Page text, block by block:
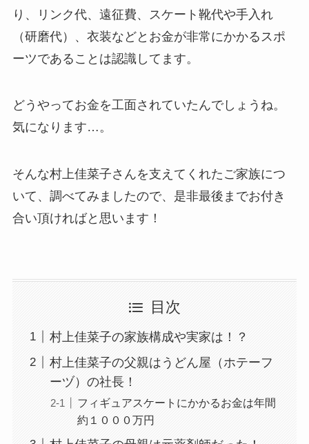
り、リンク代、遠征費、スケート靴代や手入れ
（研磨代）、衣装などとお金が非常にかかるスポ
ーツであることは認識してます。
どうやってお金を工面されていたんでしょうね。
気になります…。
そんな村上佳菜子さんを支えてくれたご家族につ
いて、調べてみましたので、是非最後までお付き
合い頂ければと思います！
目次
村上佳菜子の家族構成や実家は！？
村上佳菜子の父親はうどん屋（ホテーフ
ーヅ）の社長！
フィギュアスケートにかかるお金は年間
約１０００万円